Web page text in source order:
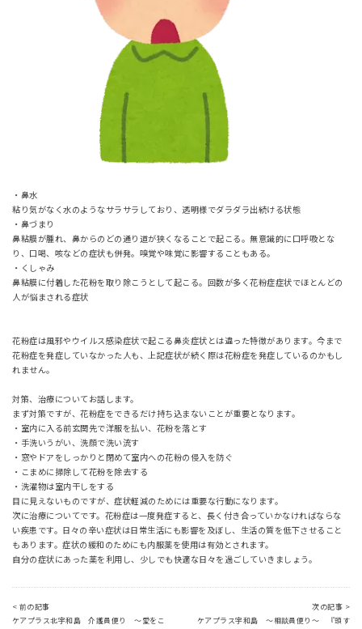
・鼻水
粘り気がなく水のようなサラサラしており、透明様でダラダラ出続ける状態
・鼻づまり
鼻粘膜が腫れ、鼻からのどの通り道が狭くなることで起こる。無意識的に口呼吸とな
り、口喝、咳などの症状も併発。嗅覚や味覚に影響することもある。
・くしゃみ
鼻粘膜に付着した花粉を取り除こうとして起こる。回数が多く花粉症症状でほとんどの
人が悩まされる症状
花粉症は風邪やウイルス感染症状で起こる鼻炎症状とは違った特徴があります。今まで
花粉症を発症していなかった人も、上記症状が続く際は花粉症を発症しているのかもし
れません。
対策、治療についてお話します。
まず対策ですが、花粉症をできるだけ持ち込まないことが重要となります。
・室内に入る前玄関先で洋服を払い、花粉を落とす
・手洗いうがい、洗顔で洗い流す
・窓やドアをしっかりと閉めて室内への花粉の侵入を防ぐ
・こまめに掃除して花粉を除去する
・洗濯物は室内干しをする
目に見えないものですが、症状軽減のためには重要な行動になります。
次に治療についてです。花粉症は一度発症すると、長く付き合っていかなければならな
い疾患です。日々の辛い症状は日常生活にも影響を及ぼし、生活の質を低下させること
もあります。症状の緩和のためにも内服薬を使用は有効とされます。
自分の症状にあった薬を利用し、少しでも快適な日々を過ごしていきましょう。
< 前の記事
ケアプラス北宇和島 介護員便り ～愛をこ
次の記事 >
ケアプラス宇和島 ～相談員便り～ 『頭す